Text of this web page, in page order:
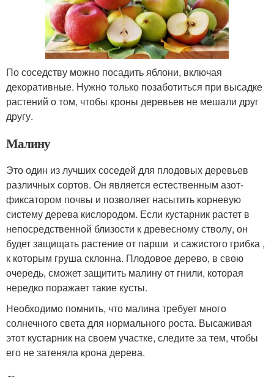
По соседству можно посадить яблони, включая
декоративные. Нужно только позаботиться при высадке
растений о том, чтобы кроны деревьев не мешали друг
другу.
Малину
Это один из лучших соседей для плодовых деревьев
различных сортов. Он является естественным азот-
фиксатором почвы и позволяет насытить корневую
систему дерева кислородом. Если кустарник растет в
непосредственной близости к древесному стволу, он
будет защищать растение от парши и сажистого грибка ,
к которым груша склонна. Плодовое дерево, в свою
очередь, сможет защитить малину от гнили, которая
нередко поражает такие кусты.
Необходимо помнить, что малина требует много
солнечного света для нормального роста. Высаживая
этот кустарник на своем участке, следите за тем, чтобы
его не затеняла крона дерева.